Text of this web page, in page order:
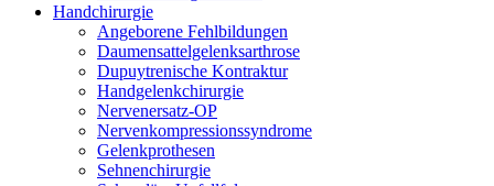
Handchirurgie
Angeborene Fehlbildungen
Daumensattelgelenksarthrose
Dupuytrenische Kontraktur
Handgelenkchirurgie
Nervenersatz-OP
Nervenkompressionssyndrome
Gelenkprothesen
Sehnenchirurgie